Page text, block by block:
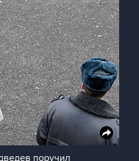
поручил